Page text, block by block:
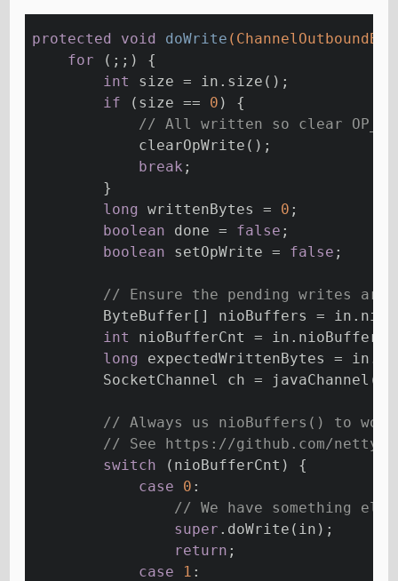
protected void doWrite
for (;;) {
int
size = in.size();
if (size == 0 ) {
// All written so clear
            clearOpWrite();
break ;
        }
long
writtenBytes = 0 ;
boolean done = false ;
boolean setOpWrite = false ;
// Ensure the pending writes are
ByteBuffer[] nioBuffers =
int
nioBufferCnt =
long
expectedWrittenBytes =
        SocketChannel ch = javaChannel();
// Always us nioBuffers() to
// See https://github.com/netty/
switch (nioBufferCnt) {
case
0 :
// We have something
super .doWrite(in);
return ;
case
1 :